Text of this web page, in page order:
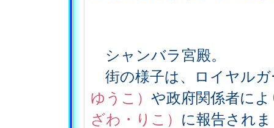
シャンバラ宮殿。
街の様子は、ロイヤルガ
ゆうこ） や政府関係者に
ざわ・りこ） に報告され